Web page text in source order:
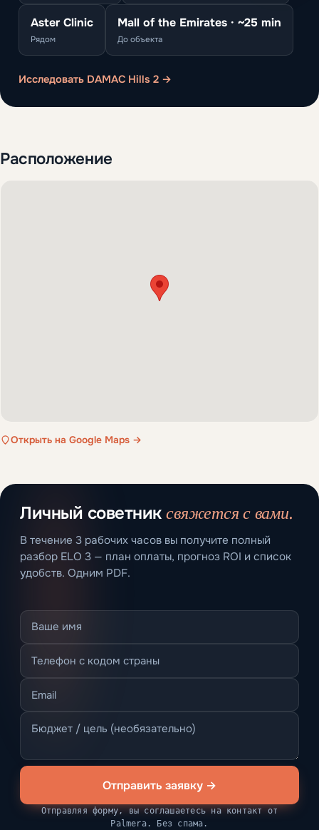
Aster Clinic
Рядом
Mall of the Emirates · ~25 min
До объекта
Исследовать DAMAC Hills 2 →
Расположение
Открыть на Google Maps →
Личный советниксвяжется с вами.
В течение 3 рабочих часов вы получите полный
разбор ELO 3 — план оплаты, прогноз ROI и список
удобств. Одним PDF.
Отправить заявку →
Отправляя форму, вы соглашаетесь на контакт от
Palmera. Без спама.